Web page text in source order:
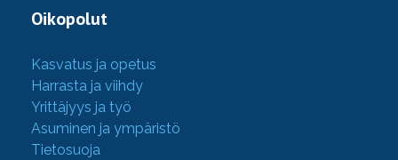
Oikopolut
Kasvatus ja opetus
Harrasta ja viihdy
Yrittäjyys ja työ
Asuminen ja ympäristö
Tietosuoja